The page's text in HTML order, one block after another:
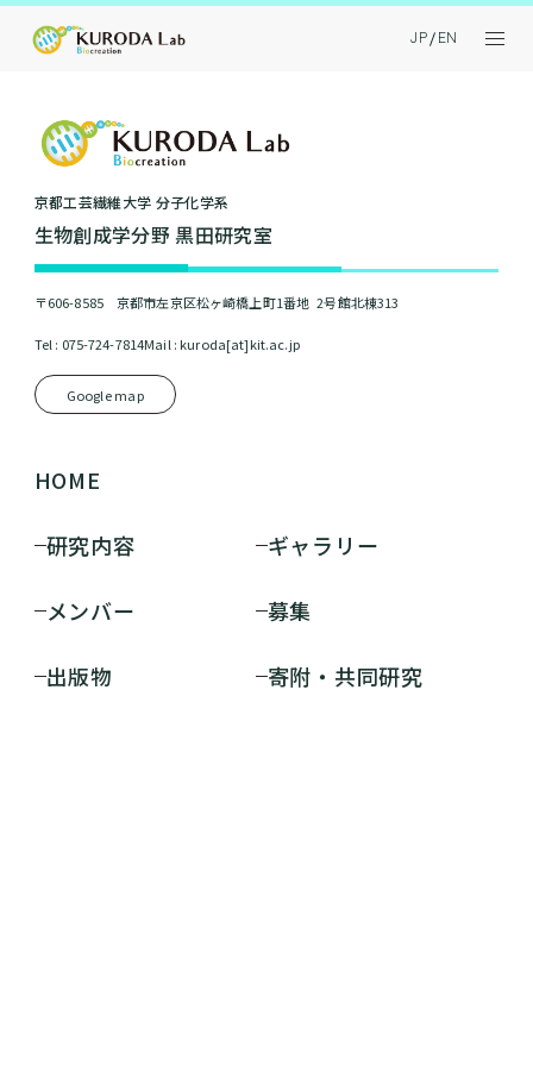
JP EN
京都⼯芸繊維⼤学 分⼦化学系
⽣物創成学分野 黒⽥研究室
〒606-8585 京都市左京区松ヶ崎橋上町1番地 2号館北棟313
Tel : 075-724-7814Mail : kuroda[at]kit.ac.jp
Google map
HOME
研究内容
メンバー
出版物
ギャラリー
募集
寄附・共同研究